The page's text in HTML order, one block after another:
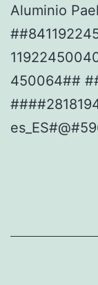
Aluminio
450064##